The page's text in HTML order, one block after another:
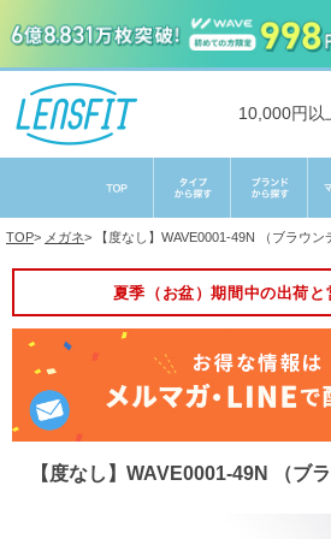
10,000円以
TOP> メガネ> 【度なし】WAVE0001-49N （ブラウン
夏季（お盆）期間中の出荷と
【度なし】WAVE0001-49N （ブ